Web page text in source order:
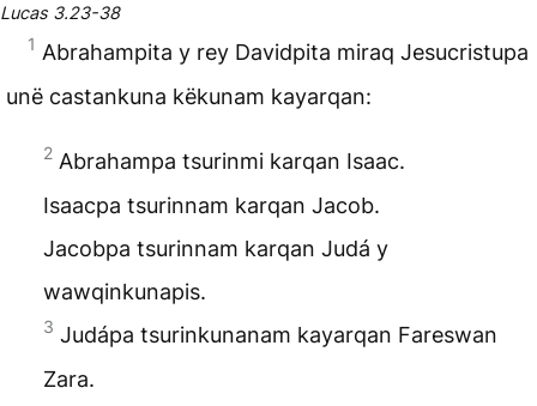
Lucas 3.23-38
1 Abrahampita y rey Davidpita miraq Jesucristupa
unë castankuna këkunam kayarqan:
2 Abrahampa tsurinmi karqan Isaac.
Isaacpa tsurinnam karqan Jacob.
Jacobpa tsurinnam karqan Judá y
wawqinkunapis.
3 Judápa tsurinkunanam kayarqan Fareswan
Zara.